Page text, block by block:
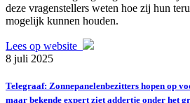
deze vragenstellers weten hoe zij hun
mogelijk kunnen houden.
Lees op website
8 juli 2025
Telegraaf: Zonnepanelenbezitters hopen op
maar bekende expert ziet addertje onder het